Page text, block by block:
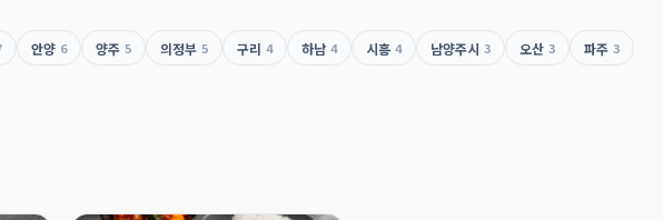
안양 6 양주 5 의정부 5 구리 4 하남 4 시흥 4 남양주시 3 오산 3 파주 3